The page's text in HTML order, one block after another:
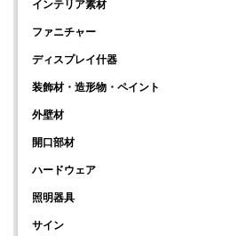
インテリア素材
ファニチャー
ディスプレイ什器
装飾材・造形物・ペイント
外壁材
開口部材
ハードウェア
照明器具
サイン